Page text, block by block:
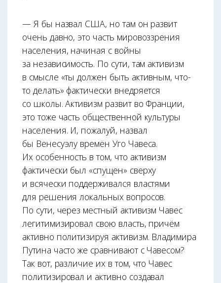
— Я бы назвал США, но там он развит
очень давно, это часть мировоззрения
населения, начиная с войны
за независимость. По сути, там активизм
в смысле «ты должен быть активным, что-
то делать» фактически внедряется
со школы. Активизм развит во Франции,
это тоже часть общественной культуры
населения. И, пожалуй, назвал
бы Венесуэлу времён Уго Чавеса.
Их особенность в том, что активизм
фактически был «спущен» сверху
и всячески поддерживался властями
для решения локальных вопросов.
По сути, через местный активизм Чавес
легитимизировал свою власть, причём
активно политизируя активизм. Владимира
Путина часто же сравнивают с Чавесом?
Так вот, различие их в том, что Чавес
политизировал и активно создавал